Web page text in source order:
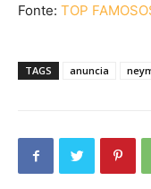
Fonte: TOP
TAGS anuncia